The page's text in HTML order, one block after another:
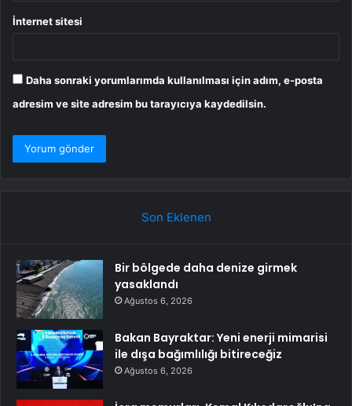
İnternet sitesi
Daha sonraki yorumlarımda kullanılması için adım, e-posta
adresim ve site adresim bu tarayıcıya kaydedilsin.
Son Eklenen
Bir bölgede daha denize girmek
yasaklandı
Ağustos 6, 2026
Bakan Bayraktar: Yeni enerji mimarisi
ile dışa bağımlılığı bitireceğiz
Ağustos 6, 2026